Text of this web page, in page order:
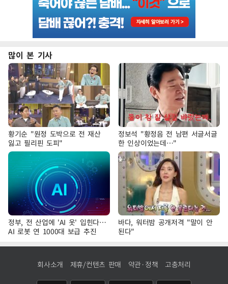
많이 본 기사
황기순 "원정 도박으로 전 재산
잃고 필리핀 도피"
정보석 "황정음 전 남편 서글서글
한 인상이었는데…"
정부, 전 산업에 'AI 옷' 입힌다…
AI 로봇 연 1000대 보급 추진
바다, 워터밤 공개저격 "말이 안
된다"
회사소개 제휴/컨텐츠 판매 약관·정책 고충처리